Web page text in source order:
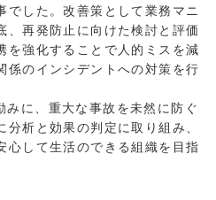
でした。改善策として業務マニ
、再発防止に向けた検討と評価
を強化することで人的ミスを減
係のインシデントへの対策を行
みに、重大な事故を未然に防ぐ
析と効果の判定に取り組み、
心して生活のできる組織を目指